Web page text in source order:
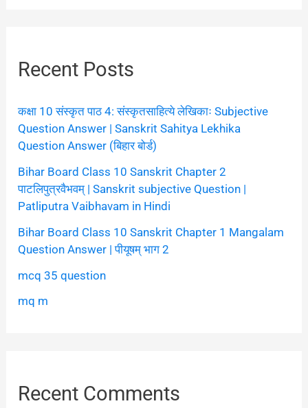
Recent Posts
कक्षा 10 संस्कृत पाठ 4: संस्कृतसाहित्ये लेखिकाः Subjective
Question Answer | Sanskrit Sahitya Lekhika
Question Answer (बिहार बोर्ड)
Bihar Board Class 10 Sanskrit Chapter 2
पाटलिपुत्रवैभवम् | Sanskrit subjective Question |
Patliputra Vaibhavam in Hindi
Bihar Board Class 10 Sanskrit Chapter 1 Mangalam
Question Answer | पीयूषम् भाग 2
mcq 35 question
mq m
Recent Comments